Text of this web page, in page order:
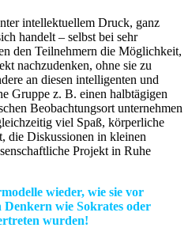
intellektuellem Druck, ganz
handelt – selbst bei sehr
den Teilnehmern die Möglichkeit,
nachzudenken, ohne sie zu
an diesen intelligenten und
Gruppe z. B. einen halbtägigen
Beobachtungsort unternehmen
viel Spaß, körperliche
die Diskussionen in kleinen
Projekt in Ruhe
wieder, wie sie vor
wie Sokrates oder
wurden!